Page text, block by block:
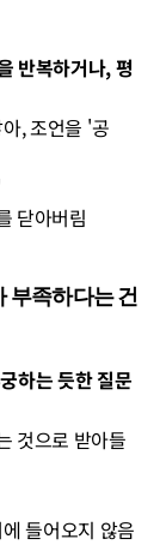
반복하거나, 평
닫아버림
부족하다는 건
하는 듯한 질문
에 들어오지 않음